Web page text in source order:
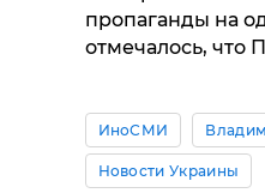
пропаганды на
отмечалось, что
ИноСМИ
Новости Украины